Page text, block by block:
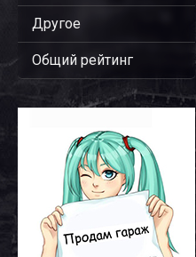
Другое
Общий рейтинг